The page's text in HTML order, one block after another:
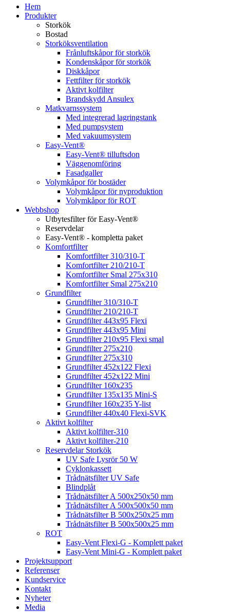
Hem
Produkter
Storkök
Bostad
Storköksventilation
Frånluftskåpor för storkök
Kondenskåpor för storkök
Diskkåpor
Fettfilter för storkök
Aktivt kolfilter
Brandskydd Ansulex
Matkvarnssystem
Med integrerad lagringstank
Med pumpsystem
Med vakuumsystem
Easy-Vent®
Easy-Vent® tilluftsdon
Väggenomföring
Fasadgaller
Volymkåpor för bostäder
Volymkåpor för nyproduktion
Volymkåpor för ROT
Webbshop
Utbytesfilter för Easy-Vent®
Reservdelar
Easy-Vent® - kompletta paket
Komfortfilter
Komfortfilter 310/310-T
Komfortfilter 210/210-T
Komfortfilter Smal 275x310
Komfortfilter Smal 275x210
Grundfilter
Grundfilter 310/310-T
Grundfilter 210/210-T
Grundfilter 443x95 Flexi
Grundfilter 443x95 Mini
Grundfilter 210x95 Flexi smal
Grundfilter 275x210
Grundfilter 275x310
Grundfilter 452x122 Flexi
Grundfilter 452x122 Mini
Grundfilter 160x235
Grundfilter 135x135 Mini-S
Grundfilter 160x235 Y-list
Grundfilter 440x40 Flexi-SVK
Aktivt kolfilter
Aktivt kolfilter-310
Aktivt kolfilter-210
Reservdelar Storkök
UV Safe Lysrör 50 W
Cyklonkassett
Trådnätsfilter UV Safe
Blindplåt
Trådnätsfilter A 500x250x50 mm
Trådnätsfilter A 500x500x50 mm
Trådnätsfilter B 500x250x25 mm
Trådnätsfilter B 500x500x25 mm
ROT
Easy-Vent Flexi-G - Komplett paket
Easy-Vent Mini-G - Komplett paket
Projektsupport
Referenser
Kundservice
Kontakt
Nyheter
Media